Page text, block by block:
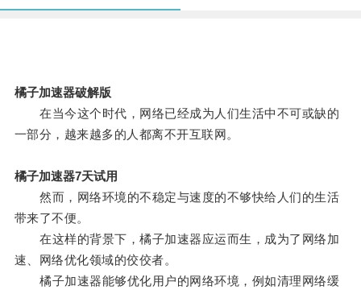
橘子加速器破解版
在当今这个时代，网络已经成为人们生活中不可或缺的
一部分，越来越多的人都离不开互联网。
橘子加速器7天试用
然而，网络环境的不稳定与速度的不够快给人们的生活
带来了不便。
在这样的背景下，橘子加速器应运而生，成为了网络加
速、网络优化领域的佼佼者。
橘子加速器能够优化用户的网络环境，例如清理网络缓